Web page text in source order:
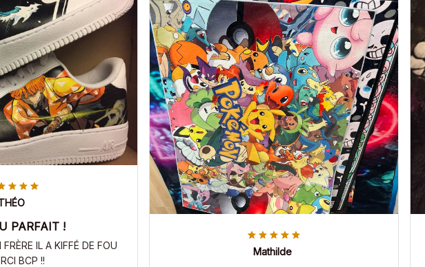
PARFAIT !
IL A KIFFÉ DE FOU
BCP !!
Mathilde